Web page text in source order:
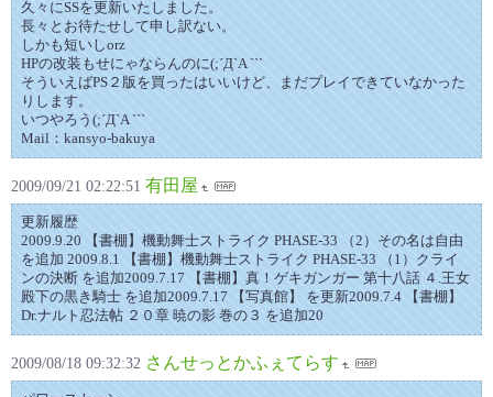
久々にSSを更新いたしました。
長々とお待たせして申し訳ない。
しかも短いしorz
HPの改装もせにゃならんのに(;´Д`A ```
そういえばPS２版を買ったはいいけど、まだプレイできていなかった
りします。
いつやろう(;´Д`A ```
Mail：kansyo-bakuya
2009/09/21 02:22:51 有田屋
更新履歴
2009.9.20 【書棚】機動舞士ストライク PHASE-33 （2）その名は自由
を追加 2009.8.1 【書棚】機動舞士ストライク PHASE-33 （1）クライ
ンの決断 を追加2009.7.17 【書棚】真！ゲキガンガー 第十八話 ４.王女
殿下の黒き騎士 を追加2009.7.17 【写真館】 を更新2009.7.4 【書棚】
Dr.ナルト忍法帖 ２０章 暁の影 巻の３ を追加20
2009/08/18 09:32:32 さんせっとかふぇてらす